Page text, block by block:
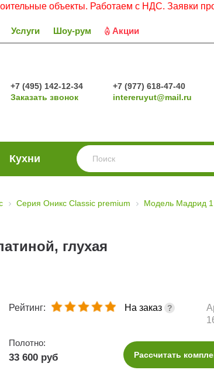
объекты. Работаем с НДС. Заявки просьба
Услуги Шоу-рум Акции
+7 (495) 142-12-34
Заказать звонок
+7 (977) 618-47-40
intereruyut@mail.ru
Кухни
Серия Оникс Classic premium
Модель Мадрид 1
глухая
Рейтинг: На заказ
Полотно:
33 600 руб Рассчитать